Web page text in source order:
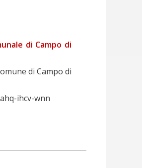
di Campo di
di Campo di
ihcv-wnn